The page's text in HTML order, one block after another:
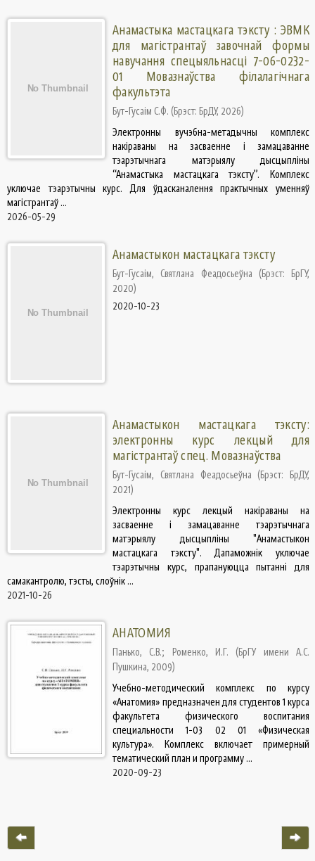
Анамастыка мастацкага тэксту : ЭВМК
для магістрантаў завочнай формы
навучання спецыяльнасці 7-06-0232-
01 Мовазнаўства філалагічнага
факультэта
Бут-Гусаім С.Ф. (Брэст: БрДУ, 2026)
Электронны вучэбна-метадычны комплекс
накіраваны на засваенне і замацаванне
тэарэтычнага матэрыялу дысцыпліны
“Анамастыка мастацкага тэксту”. Комплекс
уключае тэарэтычны курс. Для ўдасканалення практычных уменняў
магістрантаў ...
2026-05-29
Анамастыкон мастацкага тэксту
Бут-Гусаім, Святлана Феадосьеўна (Брэст: БрГУ,
2020)
2020-10-23
Анамастыкон мастацкага тэксту:
электронны курс лекцый для
магістрантаў спец. Мовазнаўства
Бут-Гусаім, Святлана Феадосьеўна (Брэст: БрДУ,
2021)
Электронны курс лекцый накіраваны на
засваенне і замацаванне тэарэтычнага
матэрыялу дысцыпліны "Анамастыкон
мастацкага тэксту". Дапаможнік уключае
тэарэтычны курс, прапануюцца пытанні для
самакантролю, тэсты, слоўнік ...
2021-10-26
АНАТОМИЯ
Панько, С.В.; Роменко, И.Г. (БрГУ имени А.С.
Пушкина, 2009)
Учебно-методический комплекс по курсу
«Анатомия» предназначен для студентов 1 курса
факультета физического воспитания
специальности 1-03 02 01 «Физическая
культура». Комплекс включает примерный
тематический план и программу ...
2020-09-23